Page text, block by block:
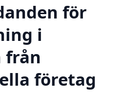
för
i
från
företag